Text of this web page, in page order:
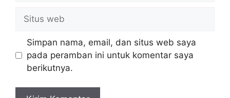
web
Simpan nama, email, dan situs web saya
pada peramban ini untuk komentar saya
berikutnya.